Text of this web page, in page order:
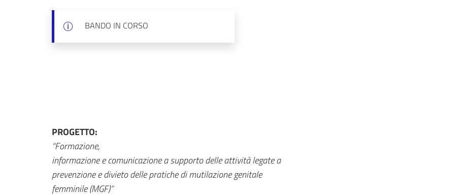
BANDO IN CORSO
PROGETTO:
“Formazione,
informazione e comunicazione a supporto delle attività legate a
prevenzione e divieto delle pratiche di mutilazione genitale
femminile (MGF)”